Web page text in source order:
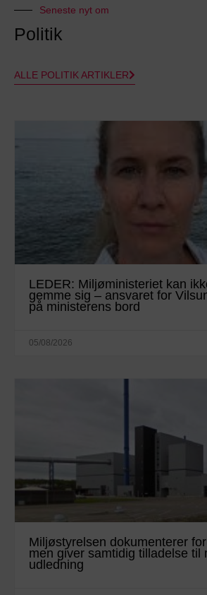
Seneste nyt om
Politik
ALLE POLITIK ARTIKLER
LEDER: Miljøministeriet kan
gemme sig – ansvaret for
på ministerens bord
05/08/2026
Miljøstyrelsen dokumenterer
men giver samtidig tilladelse til
udledning